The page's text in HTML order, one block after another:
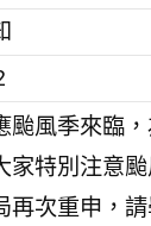
颱風季來臨
家特別注意
再次重申，